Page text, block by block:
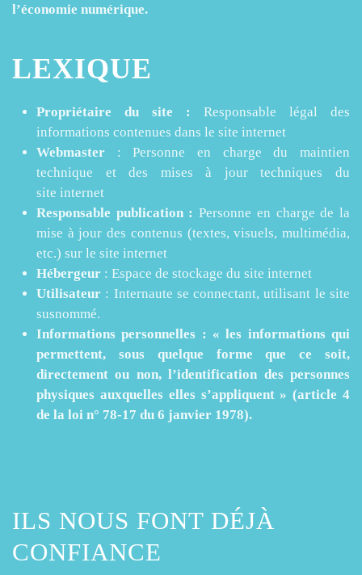
l’économie numérique.
LEXIQUE
Propriétaire du site : Responsable légal des
informations contenues dans le site internet
Webmaster : Personne en charge du maintien
technique et des mises à jour techniques du
site internet
Responsable publication :Personne en charge de la
mise à jour des contenus (textes, visuels, multimédia,
etc.) sur le site internet
Hébergeur : Espace de stockage du site internet
Utilisateur : Internaute se connectant, utilisant le site
susnommé.
Informations personnelles : « les informations qui
permettent, sous quelque forme que ce soit,
directement ou non, l’identification des personnes
physiques auxquelles elles s’appliquent »(article 4
de la loi n° 78-17 du 6 janvier 1978).
ILS NOUS FONT DÉJÀ
CONFIANCE